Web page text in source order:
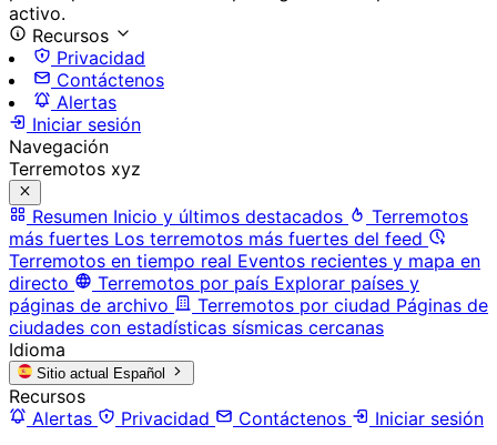
activo.
Recursos
Privacidad
Contáctenos
Alertas
Iniciar sesión
Navegación
Terremotos xyz
Resumen Inicio y últimos destacados
Terremotos
más fuertes Los terremotos más fuertes del feed
Terremotos en tiempo real Eventos recientes y mapa en
directo
Terremotos por país Explorar países y
páginas de archivo
Terremotos por ciudad Páginas de
ciudades con estadísticas sísmicas cercanas
Idioma
Sitio actual Español
Recursos
Alertas
Privacidad Contáctenos
Iniciar sesión